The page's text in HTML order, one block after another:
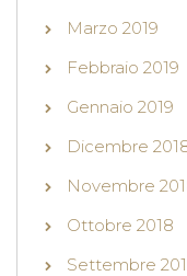
Marzo 2019
Febbraio 2019
Gennaio 2019
Dicembre
Novembre
Ottobre 2018
Settembre